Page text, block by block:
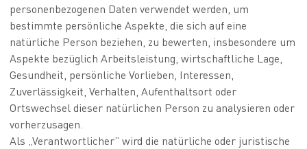
personenbezogenen Daten verwendet werden, um
bestimmte persönliche Aspekte, die sich auf eine
natürliche Person beziehen, zu bewerten, insbesondere um
Aspekte bezüglich Arbeitsleistung, wirtschaftliche Lage,
Gesundheit, persönliche Vorlieben, Interessen,
Zuverlässigkeit, Verhalten, Aufenthaltsort oder
Ortswechsel dieser natürlichen Person zu analysieren oder
vorherzusagen.
Als „Verantwortlicher” wird die natürliche oder juristische